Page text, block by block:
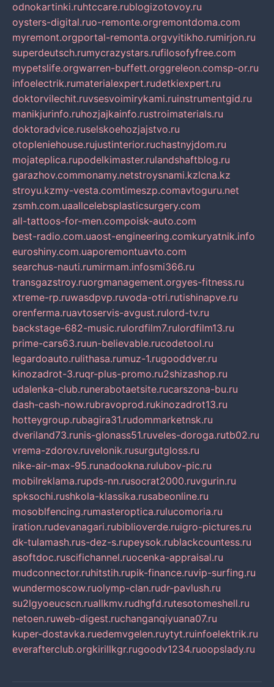
odnokartinki.ruhtccare.rublogizotovoy.ru
oysters-digital.ruo-remonte.orgremontdoma.com
myremont.orgportal-remonta.orgvyitikho.rumirjon.ru
superdeutsch.rumycrazystars.rufilosofyfree.com
mypetslife.orgwarren-buffett.orggreleon.comsp-or.ru
infoelectrik.rumaterialexpert.rudetkiexpert.ru
doktorvilechit.ruvsesvoimirykami.ruinstrumentgid.ru
manikjurinfo.ruhozjajkainfo.rustroimaterials.ru
doktoradvice.ruselskoehozjajstvo.ru
otopleniehouse.rujustinterior.ruchastnyjdom.ru
mojateplica.rupodelkimaster.rulandshaftblog.ru
garazhov.commonamy.netstroysnami.kzlcna.kz
stroyu.kzmy-vesta.comtimeszp.comavtoguru.net
zsmh.com.uaallcelebsplasticsurgery.com
all-tattoos-for-men.compoisk-auto.com
best-radio.com.uaost-engineering.comkuryatnik.info
euroshiny.com.uaporemontuavto.com
searchus-nauti.rumirmam.infosmi366.ru
transgazstroy.ruorgmanagement.orgyes-fitness.ru
xtreme-rp.ruwasdpvp.ruvoda-otri.rutishinapve.ru
orenferma.ruavtoservis-avgust.rulord-tv.ru
backstage-682-music.rulordfilm7.rulordfilm13.ru
prime-cars63.ruun-believable.rucodetool.ru
legardoauto.rulithasa.rumuz-1.rugooddver.ru
kinozadrot-3.ruqr-plus-promo.ru2shizashop.ru
udalenka-club.runerabotaetsite.rucarszona-bu.ru
dash-cash-now.rubravoprod.rukinozadrot13.ru
hotteygroup.rubagira31.rudommarketnsk.ru
dveriland73.runis-glonass51.ruveles-doroga.rutb02.ru
vrema-zdorov.ruvelonik.rusurgutgloss.ru
nike-air-max-95.runadookna.rulubov-pic.ru
mobilreklama.rupds-nn.rusocrat2000.ruvgurin.ru
spksochi.rushkola-klassika.rusabeonline.ru
mosoblfencing.rumasteroptica.rulucomoria.ru
iration.rudevanagari.rubiblioverde.ruigro-pictures.ru
dk-tulamash.rus-dez-s.rupeysok.rublackcountess.ru
asoftdoc.ruscifichannel.ruocenka-appraisal.ru
mudconnector.ruhitstih.rupik-finance.ruvip-surfing.ru
wundermoscow.ruolymp-clan.rudr-pavlush.ru
su2lgyoeucscn.ruallkmv.rudhgfd.rutesotomeshell.ru
netoen.ruweb-digest.ruchanganqiyuana07.ru
kuper-dostavka.ruedemvgelen.ruytyt.ruinfoelektrik.ru
everafterclub.orgkirillkgr.rugoodv1234.ruoopslady.ru